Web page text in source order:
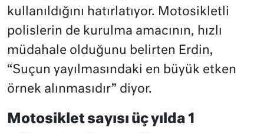
kullanıldığını hatırlatıyor. Motosikletli
polislerin de kurulma amacının, hızlı
müdahale olduğunu belirten Erdin,
“Suçun yayılmasındaki en büyük etken
örnek alınmasıdır” diyor.
Motosiklet sayısı üç yılda 1